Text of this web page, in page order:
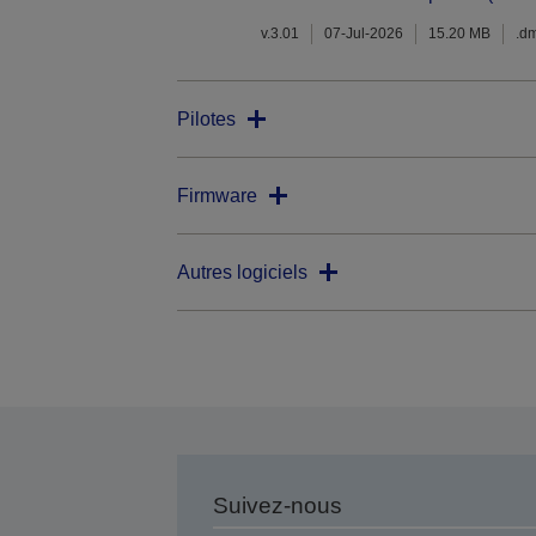
v.3.01 07-Jul-2026 15.20 MB
Pilotes
Firmware
Autres logiciels
Suivez-nous